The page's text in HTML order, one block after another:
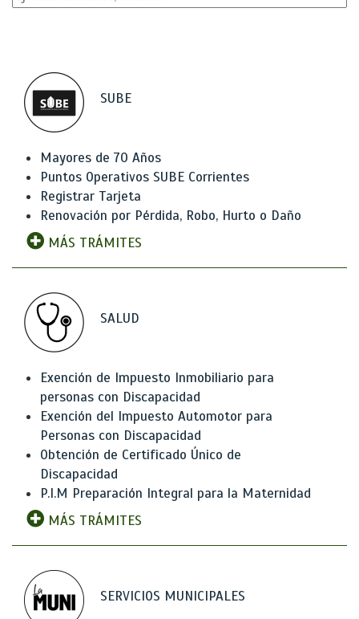
SUBE
Mayores de 70 Años
Puntos Operativos SUBE Corrientes
Registrar Tarjeta
Renovación por Pérdida, Robo, Hurto o Daño
MÁS TRÁMITES
SALUD
Exención de Impuesto Inmobiliario para
personas con Discapacidad
Exención del Impuesto Automotor para
Personas con Discapacidad
Obtención de Certificado Único de
Discapacidad
P.I.M Preparación Integral para la Maternidad
MÁS TRÁMITES
SERVICIOS MUNICIPALES